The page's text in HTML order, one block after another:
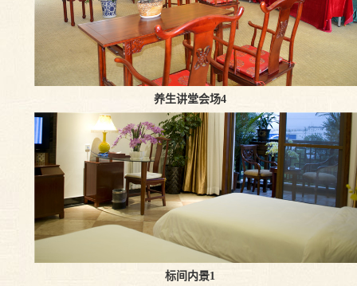
养生讲堂会场4
标间内景1